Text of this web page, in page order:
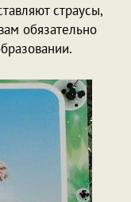
страусы,
обязательно